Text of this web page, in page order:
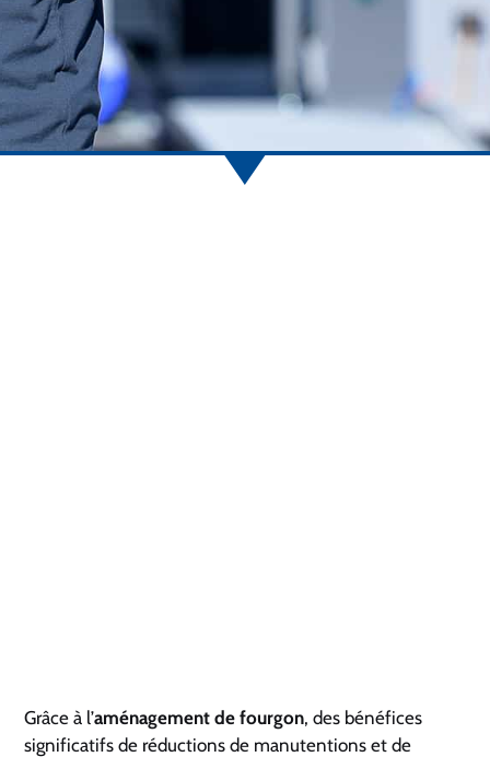
Grâce à l’aménagement de fourgon, des bénéfices
significatifs de réductions de manutentions et de